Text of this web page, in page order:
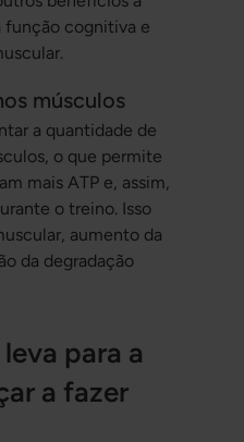
função cognitiva e
músculos
a quantidade de
o que permite
mais ATP e, assim,
o treino. Isso
aumento da
da degradação
para a
a fazer